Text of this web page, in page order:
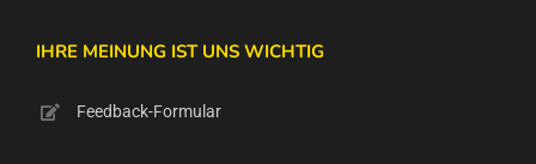
IHRE MEINUNG IST UNS WICHTIG
Feedback-Formular